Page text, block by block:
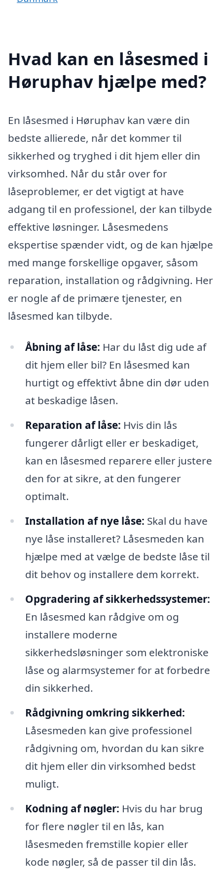
Hvad kan en låsesmed i
Høruphav hjælpe med?
En låsesmed i Høruphav kan være din
bedste allierede, når det kommer til
sikkerhed og tryghed i dit hjem eller din
virksomhed. Når du står over for
låseproblemer, er det vigtigt at have
adgang til en professionel, der kan tilbyde
effektive løsninger. Låsesmedens
ekspertise spænder vidt, og de kan hjælpe
med mange forskellige opgaver, såsom
reparation, installation og rådgivning. Her
er nogle af de primære tjenester, en
låsesmed kan tilbyde.
Åbning af låse: Har du låst dig ude af
dit hjem eller bil? En låsesmed kan
hurtigt og effektivt åbne din dør uden
at beskadige låsen.
Reparation af låse: Hvis din lås
fungerer dårligt eller er beskadiget,
kan en låsesmed reparere eller justere
den for at sikre, at den fungerer
optimalt.
Installation af nye låse: Skal du have
nye låse installeret? Låsesmeden kan
hjælpe med at vælge de bedste låse til
dit behov og installere dem korrekt.
Opgradering af sikkerhedssystemer:
En låsesmed kan rådgive om og
installere moderne
sikkerhedsløsninger som elektroniske
låse og alarmsystemer for at forbedre
din sikkerhed.
Rådgivning omkring sikkerhed:
Låsesmeden kan give professionel
rådgivning om, hvordan du kan sikre
dit hjem eller din virksomhed bedst
muligt.
Kodning af nøgler: Hvis du har brug
for flere nøgler til en lås, kan
låsesmeden fremstille kopier eller
kode nøgler, så de passer til din lås.